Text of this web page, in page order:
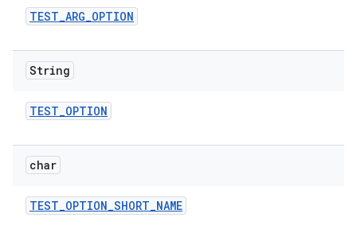
TEST_ARG_OPTION
String
TEST_OPTION
char
TEST_OPTION_SHORT_NAME